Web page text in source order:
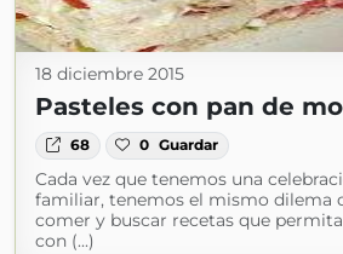
18 diciembre 2015
Pasteles con pan de
68 0 Guardar
Cada vez que tenemos una
familiar, tenemos el mismo dilema
comer y buscar recetas que
con (...)